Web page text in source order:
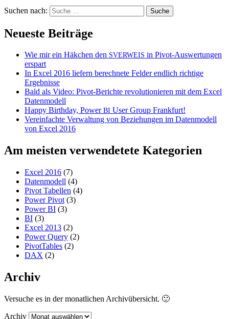
Suchen nach:
Neueste Beiträge
Wie mir ein Häkchen den SVERWEIS in Pivot-Auswertungen
erspart
In Excel 2016 liefern berechnete Felder endlich richtige
Ergebnisse
Bald als Video: Pivot-Berichte revolutionieren mit dem Excel
Datenmodell
Happy Birthday, PowerBI User Group Frankfurt!
Vereinfachte Verwaltung von Beziehungen im Datenmodell
von Excel 2016
Am meisten verwendetete Kategorien
Excel 2016 (7)
Datenmodell (4)
Pivot Tabellen (4)
Power Pivot (3)
Power BI (3)
BI (3)
Excel 2013 (2)
Power Query (2)
PivotTables (2)
DAX (2)
Archiv
Versuche es in der monatlichen Archivübersicht. 🙂
Archiv